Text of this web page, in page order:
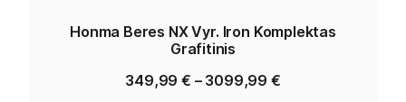
Honma Beres NX Vyr. Iron Komplektas
Grafitinis
349,99€ – 3099,99 €